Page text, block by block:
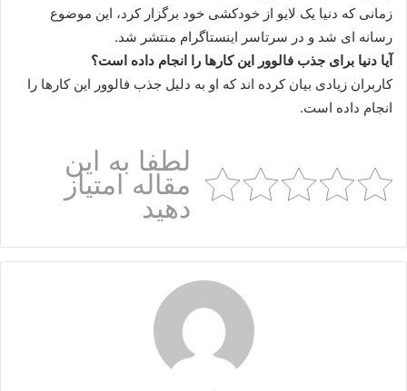
زمانی که دنیا یک لایو از خودکشی خود برگزار کرد، این موضوع
رسانه‌ ای شد و در سرتاسر اینستاگرام منتشر شد.
آیا دنیا برای جذب فالوور این کارها را انجام داده است؟
کاربران زیادی بیان کرده اند که او به دلیل جذب فالوور این کارها را
انجام داده است.
لطفا به این
مقاله امتیاز
دهید